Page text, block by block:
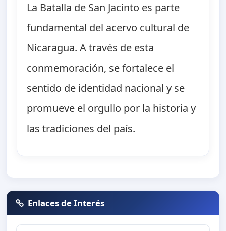
La Batalla de San Jacinto es parte
fundamental del acervo cultural de
Nicaragua. A través de esta
conmemoración, se fortalece el
sentido de identidad nacional y se
promueve el orgullo por la historia y
las tradiciones del país.
Enlaces de Interés